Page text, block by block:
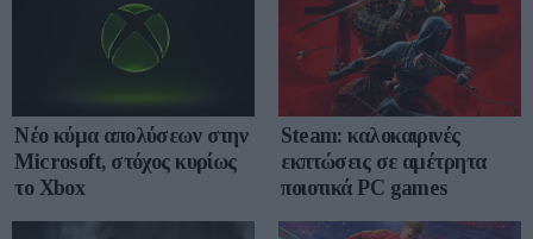
Νέο κύμα απολύσεων στην
Microsoft, στόχος κυρίως
το Xbox
Steam: καλοκαιρινές
εκπτώσεις σε αμέτρητα
ποιοτικά PC games